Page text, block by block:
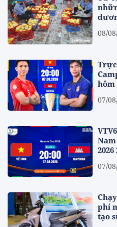
08/
hôm
07/
07/
phí
tạo